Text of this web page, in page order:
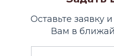
Оставьте заявку
Вам в